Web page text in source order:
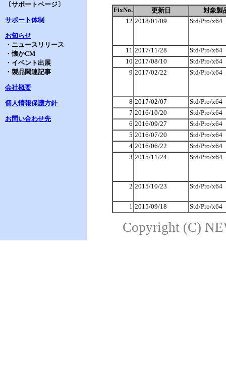
〔サポートページ〕
サポート体制
お知らせ
・ニュースリリース
・懐かCM
・イベント出展
・製品関連記事
会社概要
個人情報保護方針
お問い合わせ先
FixNo. 更新日
対象製
12 2018/01/09 Std/Pro/x64
11 2017/11/28
Std/Pro/x64
10 2017/08/10
Std/Pro/x64
9 2017/02/22 Std/Pro/x64
8 2017/02/07
Std/Pro/x64
7 2016/10/20
Std/Pro/x64
6 2016/09/27
Std/Pro/x64
5 2016/07/20
Std/Pro/x64
4 2016/06/22
Std/Pro/x64
3 2015/11/24 Std/Pro/x64
2 2015/10/23 Std/Pro/x64
1 2015/09/18 Std/Pro/x64
Copyright (C)